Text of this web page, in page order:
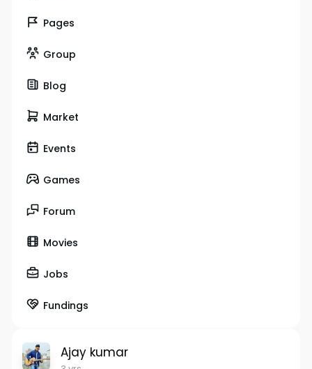
Pages
Group
Blog
Market
Events
Games
Forum
Movies
Jobs
Fundings
Ajay kumar